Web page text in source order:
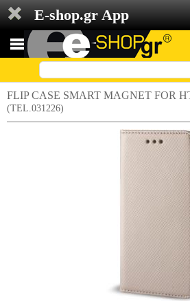
E-shop.gr App
FLIP CASE SMART MAGNET FOR
(TEL.031226)